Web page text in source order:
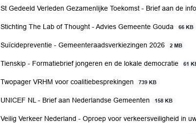
St Gedeeld Verleden Gezamenlijke Toekomst - Brief aan de
Stichting The Lab of Thought - Advies Gemeente Gouda 66 KB
Suïcidepreventie - Gemeenteraadsverkiezingen 2026 2 MB
Tienskip - Formatiebrief jongeren en de lokale democratie 61
Twopager VRHM voor coalitiebesprekingen 739 KB
UNICEF NL - Brief aan Nederlandse Gemeenten 158 KB
Veilig Verkeer Nederland - Oproep voor verkeersveiligheid in